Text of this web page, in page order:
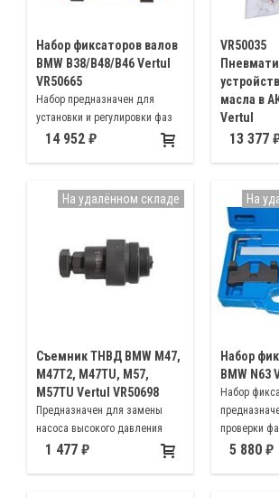
Набор фиксаторов валов
BMW B38/B48/B46 Vertul
VR50665
Набор предназначен для
установки и регулировки фаз
ГРМ автомобилей BMW с
14 952
VR50035
масла в
Vertul
Infiniti,
Benz
13 377
Съемник ТНВД BMW M47,
M47T2, M47TU, M57,
M57TU Vertul VR50698
Предназначен для замены
насоса высокого давления
VP44 системы Common Rail и
1 477
На удалённом складе
Набор
BMW N63
Набор
проверки
BMW с
5 880
На